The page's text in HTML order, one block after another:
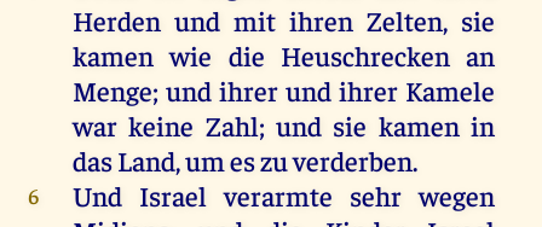
Herden und mit ihren Zelten, sie
kamen wie die Heuschrecken an
Menge; und ihrer und ihrer Kamele
war keine Zahl; und sie kamen in
dasLand,umeszuverderben.
6 Und Israel verarmte sehr wegen